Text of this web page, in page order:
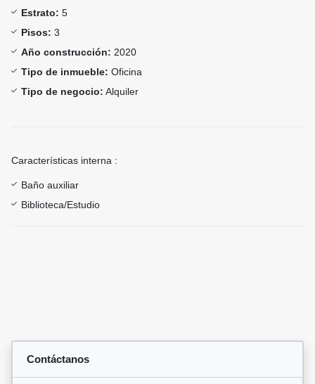
Estrato: 5
Pisos: 3
Año construcción: 2020
Tipo de inmueble: Oficina
Tipo de negocio: Alquiler
Características interna :
Baño auxiliar
Biblioteca/Estudio
Contáctanos